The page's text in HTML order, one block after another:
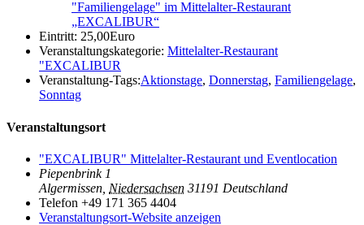
"Familiengelage" im Mittelalter-Restaurant
„EXCALIBUR“
Eintritt: 25,00Euro
Veranstaltungskategorie: Mittelalter-Restaurant
"EXCALIBUR
Veranstaltung-Tags:Aktionstage, Donnerstag, Familiengelage,
Sonntag
Veranstaltungsort
"EXCALIBUR" Mittelalter-Restaurant und Eventlocation
Piepenbrink 1
Algermissen Niedersachsen 31191 Deutschland
Telefon +49 171 365 4404
Veranstaltungsort-Website anzeigen